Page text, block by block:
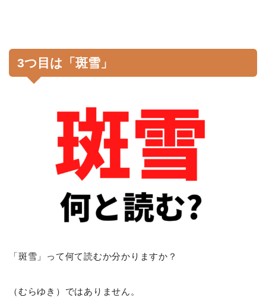
3つ目は「斑雪」
「斑雪」って何て読むか分かりますか？
（むらゆき）ではありません。